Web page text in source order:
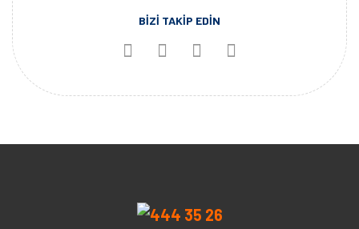
BİZİ TAKİP EDİN